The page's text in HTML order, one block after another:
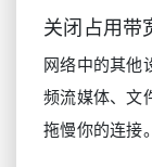
关闭占用带
网络中的其他
频流媒体、文
拖慢你的连接。